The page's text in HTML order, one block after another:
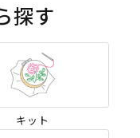
探す
キット